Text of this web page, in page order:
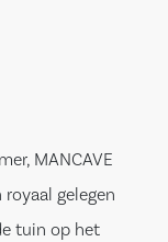
MANCAVE
royaal gelegen
tuin op het